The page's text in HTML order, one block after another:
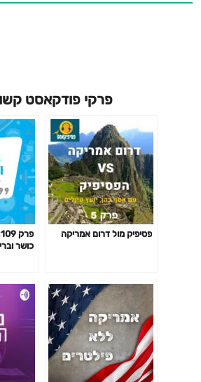
פרקי פודקאסט
פסיפיק מול דרום אמריקה
כושר